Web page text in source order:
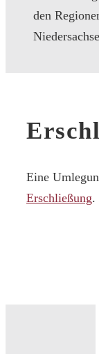
den
Eine
Erschließung.